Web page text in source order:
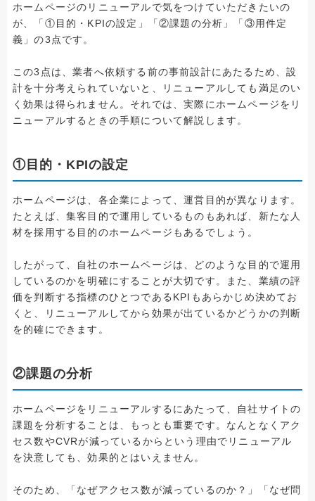
ホームページのリニューアルで気をつけていただきたいの
が、「①目的・KPIの設定」「②課題の分析」「③用件定
義」の3点です。
この3点は、業者へ依頼する前の事前設計にあたるため、設
計を十分考えられていないと、リニューアルしても満足のい
く効果は得られません。それでは、実際にホームページをリ
ニューアルするときの手順について解説します。
①目的・KPIの設定
ホームページは、各企業によって、運営目的が異なります。
たとえば、集客目的で運用しているものもあれば、新たな人
材を採用する目的のホームページもあるでしょう。
したがって、自社のホームページは、どのような目的で運用
しているのかを明確にすることが大切です。また、業績の評
価を判断する指標のひとつであるKPIもあらかじめ決めてお
くと、リニューアルしてから効果が出ているかどうかの判断
を的確にできます。
②課題の分析
ホームページをリニューアルするにあたって、自社サイトの
課題を分析することは、もっとも重要です。なんとなくアク
セス数やCVRが減っているからという理由でリニューアル
を決意しても、効果的とはいえません。
そのため、「なぜアクセス数が減っているのか？」「なぜ問